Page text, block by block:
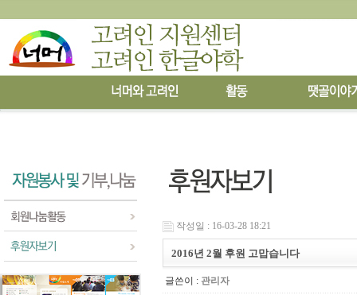
작성일 : 16-03-28 18:21
2016년 2월 후원 고맙습니다
글쓴이 : 관리자